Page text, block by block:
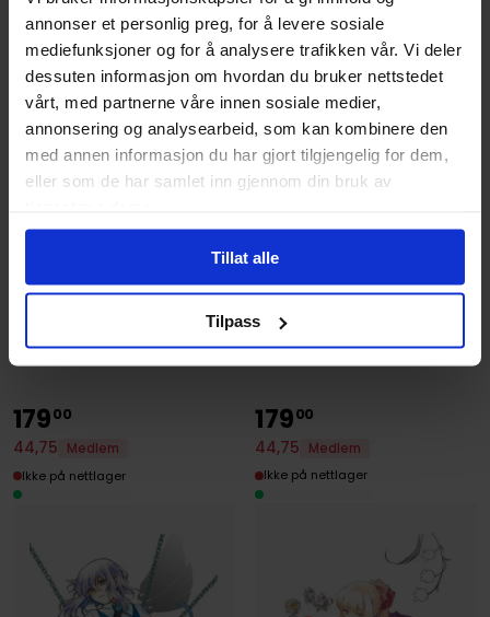
annonser et personlig preg, for å levere sosiale
mediefunksjoner og for å analysere trafikken vår. Vi deler
dessuten informasjon om hvordan du bruker nettstedet
vårt, med partnerne våre innen sosiale medier,
annonsering og analysearbeid, som kan kombinere den
med annen informasjon du har gjort tilgjengelig for dem,
eller som de har samlet inn gjennom din bruk av
Tillat alle
Tilpass
PandoraHearts, Vol. 14
Jun Mochizuki
PandoraHearts, Vol. 10
Pandora Hearts
17900
44,75
Medlem
Ikke på nettlager
17900
44,75
Medlem
Ikke på nettlager